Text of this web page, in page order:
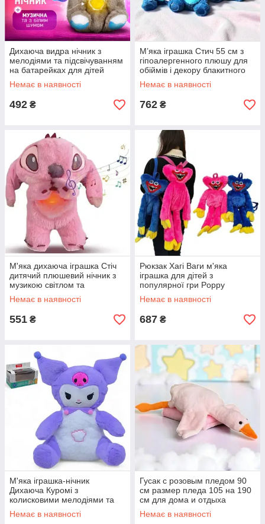
Дихаюча видра нічник з
мелодіями та підсвічуванням
на батарейках для дітей
м'яка іграшка комфортного
сну
Немає в наявності
492 ₴
М’яка іграшка Стич 55 см з
гіпоалергенного плюшу для
обіймів і декору блакитного
кольору з рожевими вушками
Немає в наявності
762 ₴
М'яка дихаюча іграшка Стіч
дитячий плюшевий нічник з
музикою світлом та
ритмічним диханням
антистресова 30 см блакитна
Немає в наявності
551 ₴
Рюкзак Хагі Ваги м'яка
іграшка для дітей з
популярної гри Poppy
Playtime яскравий плюшевий
рюкзак для дрібниць
Немає в наявності
687 ₴
М'яка іграшка-нічник
Дихаюча Куромі з
колисковими мелодіями та
підсвічуванням для
спокійного сну 28 см
Немає в наявності
Гусак с розовым пледом 90
см размер пледа 105 на 190
см для дома и отдыха
Немає в наявності